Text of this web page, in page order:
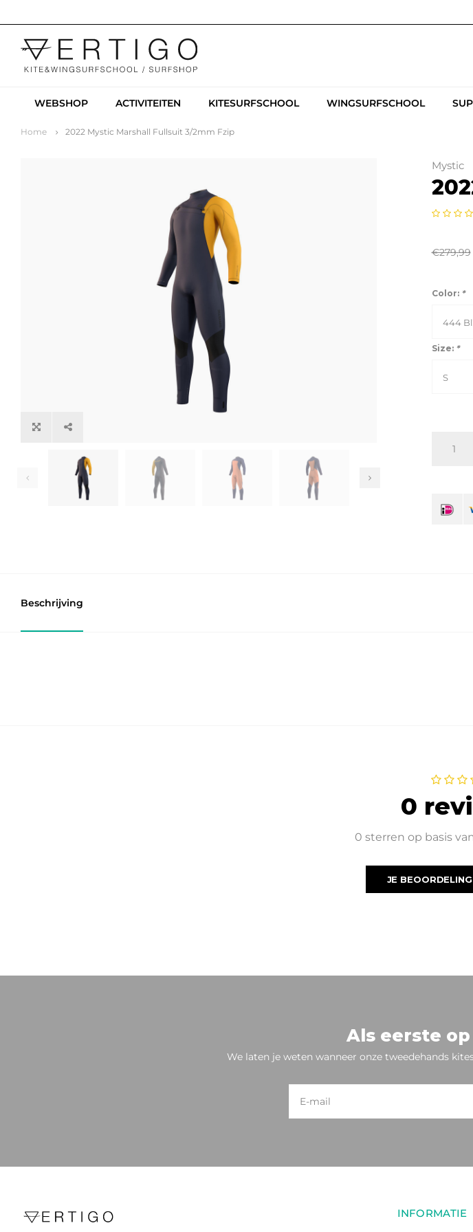
WEBSHOP ACTIVITEITEN KITESURFSCHOOL WINGSURFSCHOOL
Home 2022 Mystic Marshall Fullsuit 3/2mm Fzip
Mystic
€279,99
Color: *
444
Size: *
S
Beschrijving
0
0 sterren op basis
JE
Als eerste
We laten je weten wanneer onze tweedehands
INFORMATIE